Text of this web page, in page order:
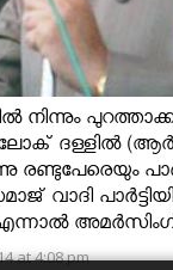
നിന്നും
ലോക് ദള്ളില്‍
രണ്ടുപേരെയും
വാദി
at 4:08 pm